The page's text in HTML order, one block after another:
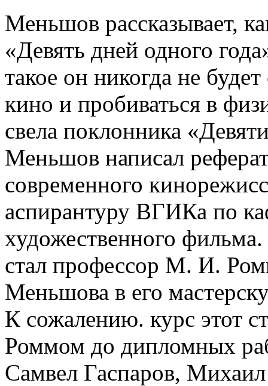
Меньшов рассказывает,
«Девять дней одного
такое он никогда не
кино и пробиваться в
свела поклонника
Меньшов написал
современного
аспирантуру ВГИКа по
художественного
стал профессор М. И.
Меньшова в его
К сожалению. курс этот
Роммом до дипломных
Самвел Гаспаров,